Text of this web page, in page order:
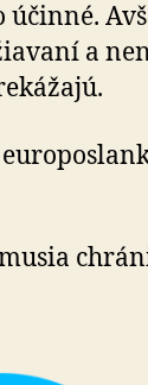
účinné.
a